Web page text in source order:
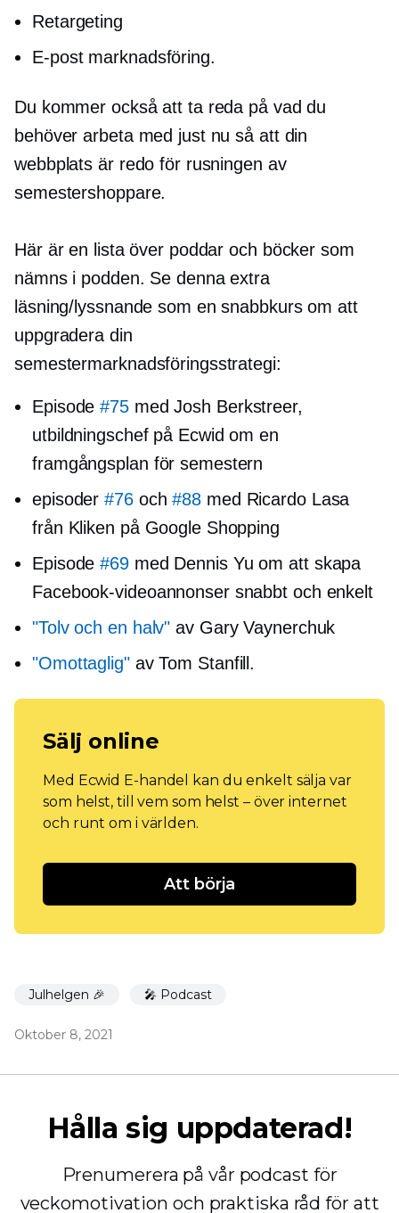
Retargeting
E-post marknadsföring.
Du kommer också att ta reda på vad du
behöver arbeta med just nu så att din
webbplats är redo för rusningen av
semestershoppare.
Här är en lista över poddar och böcker som
nämns i podden. Se denna extra
läsning/lyssnande som en snabbkurs om att
uppgradera din
semestermarknadsföringsstrategi:
Episode#75med Josh Berkstreer,
utbildningschef på Ecwid om en
framgångsplan för semestern
episoder#76och#88 med Ricardo Lasa
från Kliken på Google Shopping
Episode#69med Dennis Yu om att skapa
Facebook-videoannonser snabbt och enkelt
"Tolv och en halv" av Gary Vaynerchuk
"Omottaglig"av Tom Stanfill.
Sälj online
Med Ecwid E-handel kan du enkelt sälja var
som helst, till vem som helst – över internet
och runt om i världen.
Att börja
Julhelgen 🎉 🎤 Podcast
Oktober 8, 2021
Hålla sig uppdaterad!
Prenumerera på vår podcast för
veckomotivation och praktiska råd för att